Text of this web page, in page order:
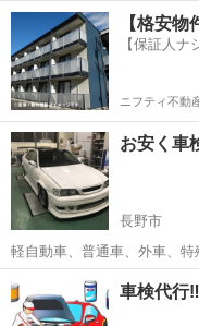
心、迅速、を可能にする新
て頂いてます。 国家資格を
別に対応させて頂きます。経
長野 松本市 平田駅
【格安
【保証人ナ
ニフティ不動
お安く車
長野市
軽自動車、普通車、外車、特
検を通したいという方にも車検整
ます塗装板金屋さんもいます
と言った方にもお力になれる
長野市 車検
車検代行